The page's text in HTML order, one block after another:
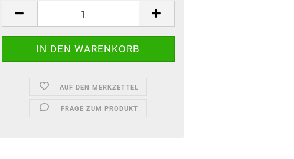
AUF DEN MERKZETTEL
FRAGE ZUM PRODUKT